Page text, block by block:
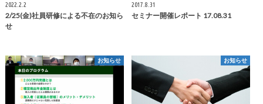
2022.2.2
2/25(金)社員研修による不在のお知ら
せ
2017.8.31
セミナー開催レポート 17.08.31
お知らせ お知らせ